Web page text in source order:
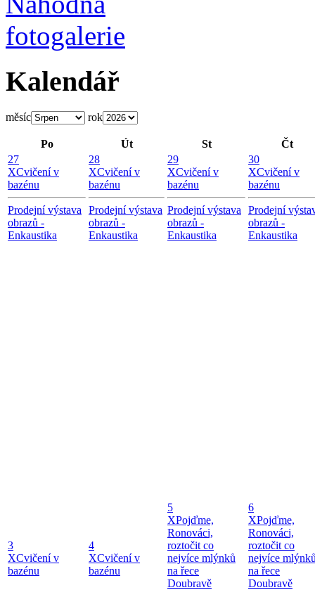
Kalendář
měsíc rok
Po Út St
Čt
27
XCvičení v
bazénu
Prodejní výstava
obrazů -
Enkaustika
28
XCvičení v
bazénu
Prodejní výstava
obrazů -
Enkaustika
29
XCvičení v
bazénu
Prodejní výstava
obrazů -
Enkaustika
30
XCvičení v
bazénu
Prodejní
obrazů -
Enkaustika
3
XCvičení v
bazénu
4
XCvičení v
bazénu
5
XPojďme,
Ronováci,
roztočit co
nejvíce mlýnků
na řece
Doubravě
6
XPojďme,
Ronováci,
roztočit co
nejvíce
na řece
Doubravě